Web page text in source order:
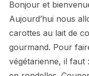
Bonjour et
Aujourd’hui nous
carottes au lait de
gourmand. Pour
végétarienne, il faut